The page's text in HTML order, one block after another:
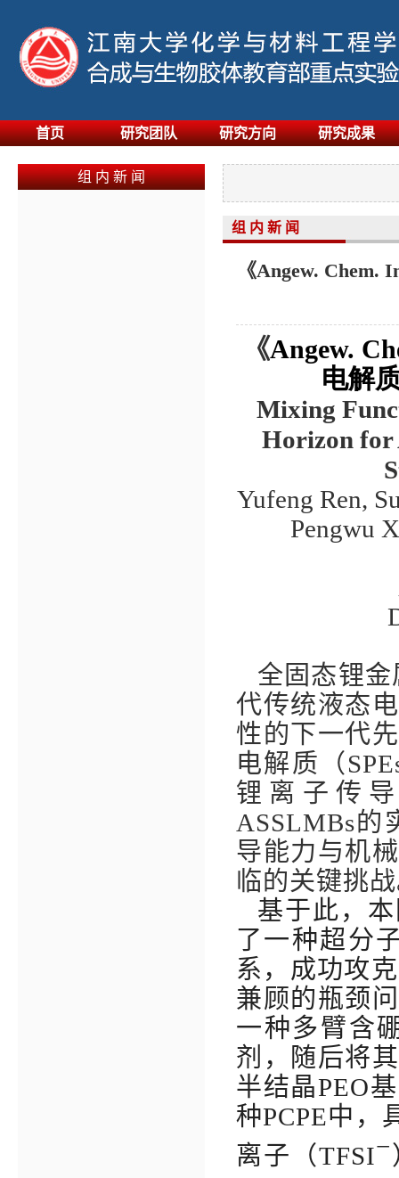
首页 研究团队 研究方向 研究成果
组 内 新 闻
组 内 新 闻
《Angew. Chem.
《Angew.
电解
Mixing
Horizon for
Yufeng Ren,
Pengwu
全固态锂
代传统液态
性的下一代
电解质（
锂离子传
ASSLMBs的
导能力与机
临的关键挑战
基于此，
了一种超分
系，成功攻
兼顾的瓶颈
一种多臂含
剂，随后将
半结晶PEO
种PCPE中，
离子（TFSI−